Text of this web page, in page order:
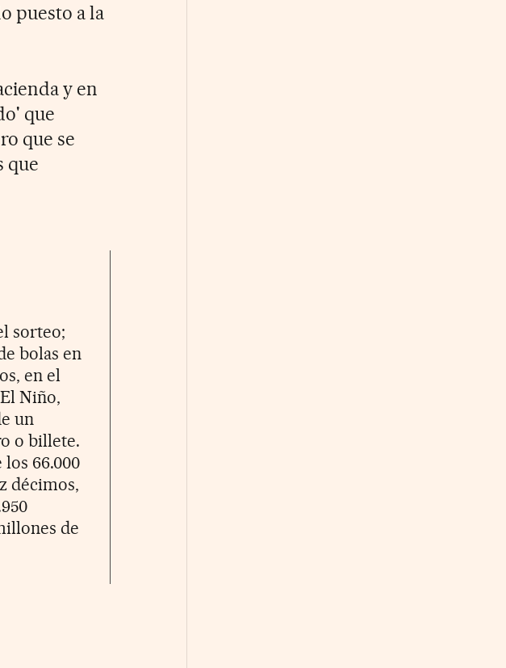
puesto a la
y en
que
que se
que
sorteo;
bolas en
en el
Niño,
un
o billete.
los 66.000
décimos,
de